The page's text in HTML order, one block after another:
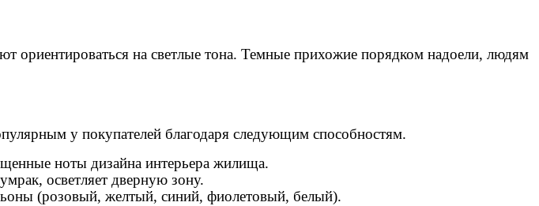
ориентироваться на светлые тона. Темные прихожие порядком надоели, людям
у покупателей благодаря следующим способностям.
ноты дизайна интерьера жилища.
осветляет дверную зону.
(розовый, желтый, синий, фиолетовый, белый).